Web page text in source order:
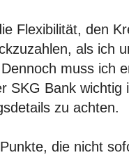
Flexibilität, den
als ich
muss ich
SKG Bank wichtig
zu achten.
die nicht